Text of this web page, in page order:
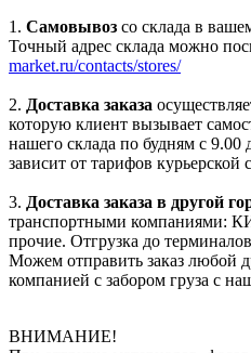
1. Самовывоз со склада в
Точный адрес склада можно
market.ru/contacts/stores/
2. Доставка заказа
которую клиент вызывает
нашего склада по будням с 9.00
зависит от тарифов курьерской
3. Доставка заказа в другой
транспортными компаниями:
прочие. Отгрузка до терминалов
Можем отправить заказ любой
компанией с забором груза с
ВНИМАНИЕ!